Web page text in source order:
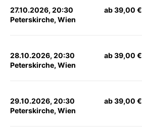
27.10.2026, 20:30
Peterskirche, Wien
ab 39,00 €
28.10.2026, 20:30
Peterskirche, Wien
ab 39,00 €
29.10.2026, 20:30
Peterskirche, Wien
ab 39,00 €